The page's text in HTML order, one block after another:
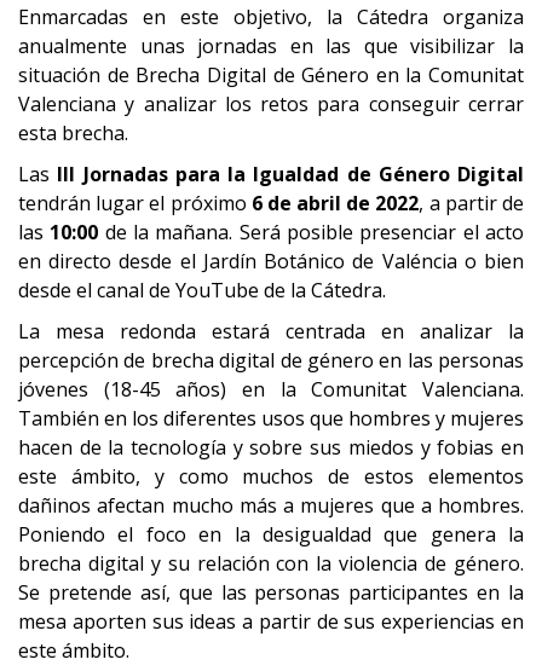
Enmarcadas en este objetivo, la Cátedra organiza
anualmente unas jornadas en las que visibilizar la
situación de Brecha Digital de Género en la Comunitat
Valenciana y analizar los retos para conseguir cerrar
esta brecha.
Las III Jornadas para la Igualdad de Género Digital
tendrán lugar el próximo 6 de abril de 2022, a partir de
las 10:00 de la mañana. Será posible presenciar el acto
en directo desde el Jardín Botánico de Valéncia o bien
desde el canal de YouTube de la Cátedra.
La mesa redonda estará centrada en analizar la
percepción de brecha digital de género en las personas
jóvenes (18-45 años) en la Comunitat Valenciana.
También en los diferentes usos que hombres y mujeres
hacen de la tecnología y sobre sus miedos y fobias en
este ámbito, y como muchos de estos elementos
dañinos afectan mucho más a mujeres que a hombres.
Poniendo el foco en la desigualdad que genera la
brecha digital y su relación con la violencia de género.
Se pretende así, que las personas participantes en la
mesa aporten sus ideas a partir de sus experiencias en
este ámbito.